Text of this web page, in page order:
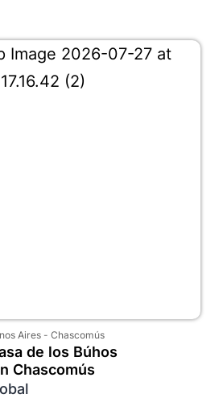
Aires- Chascomús
de los Búhos
Chascomús